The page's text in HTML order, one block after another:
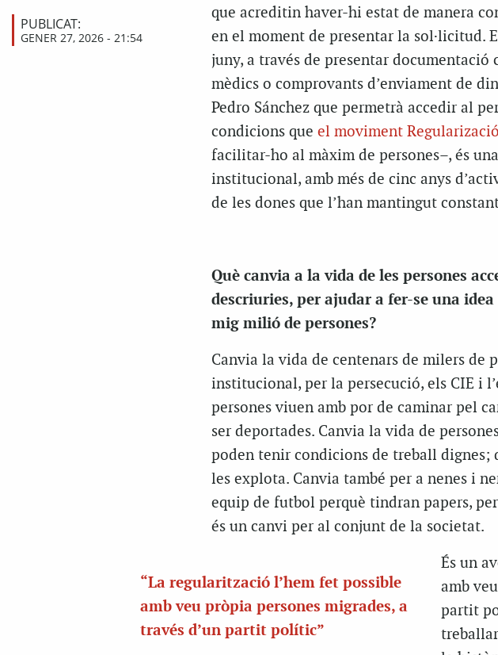
PUBLICAT:
GENER 27, 2026 - 21:54
que acreditin haver-hi estat de manera
en el moment de presentar la sol·licitud.
juny, a través de presentar documentació
mèdics o comprovants d’enviament de
Pedro Sánchez que permetrà accedir al
condicions que el moviment
facilitar-ho al màxim de persones–, és
institucional, amb més de cinc anys
de les dones que l’han mantingut
Què canvia a la vida de les persones
descriuries, per ajudar a fer-se una
mig milió de persones?
Canvia la vida de centenars de milers de
institucional, per la persecució, els CIE i
persones viuen amb por de caminar pel
ser deportades. Canvia la vida de
poden tenir condicions de treball dignes;
les explota. Canvia també per a nenes i
equip de futbol perquè tindran papers,
és un canvi per al conjunt de la societat.
“La regularització l’hem fet possible
amb veu pròpia persones migrades, a
través d’un partit polític”
És un
amb
partit